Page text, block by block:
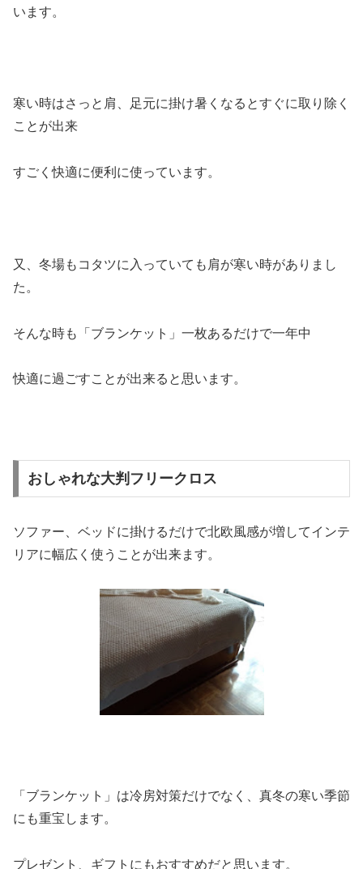
います。
寒い時はさっと肩、足元に掛け暑くなるとすぐに取り除く
ことが出来
すごく快適に便利に使っています。
又、冬場もコタツに入っていても肩が寒い時がありまし
た。
そんな時も「ブランケット」一枚あるだけで一年中
快適に過ごすことが出来ると思います。
おしゃれな大判フリークロス
ソファー、ベッドに掛けるだけで北欧風感が増してインテ
リアに幅広く使うことが出来ます。
「ブランケット」は冷房対策だけでなく、真冬の寒い季節
にも重宝します。
プレゼント、ギフトにもおすすめだと思います。